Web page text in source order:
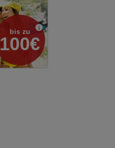
bis zu
100€